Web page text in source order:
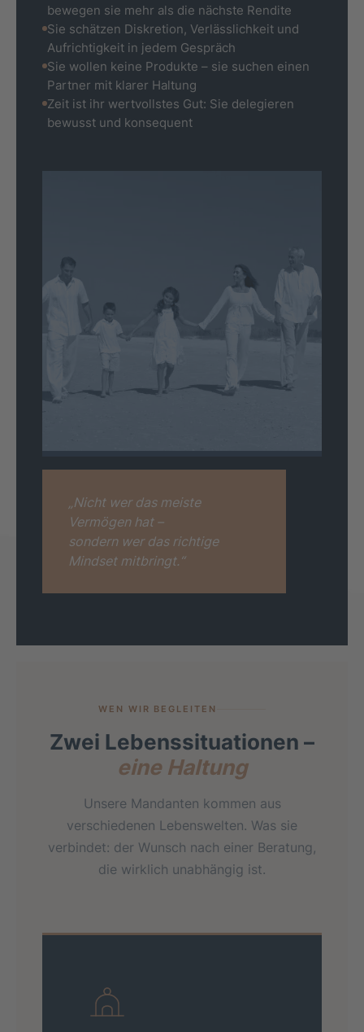
bewegen sie mehr als die nächste Rendite
Sie schätzen Diskretion, Verlässlichkeit und
Aufrichtigkeit in jedem Gespräch
Sie wollen keine Produkte – sie suchen einen
Partner mit klarer Haltung
Zeit ist ihr wertvollstes Gut: Sie delegieren
bewusst und konsequent
„Nicht wer das meiste
Vermögen hat –
sondern wer das richtige
Mindset mitbringt.“
WEN WIR BEGLEITEN
Zwei Lebenssituationen –
eine Haltung
Unsere Mandanten kommen aus
verschiedenen Lebenswelten. Was sie
verbindet: der Wunsch nach einer Beratung,
die wirklich unabhängig ist.